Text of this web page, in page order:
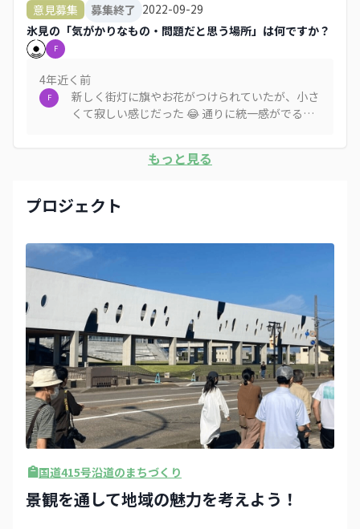
意見募集
募集終了 2022-09-29
氷見の「気がかりなもの・問題だと思う場所」は何ですか？
F
4年近く 前
F
新しく街灯に旗やお花がつけられていたが、小さ
くて寂しい感じだった 😂 通りに統一感がでるよ
もっと見る
プロジェクト
国道415号沿道のまちづくり
景観を通して地域の魅力を考えよう！